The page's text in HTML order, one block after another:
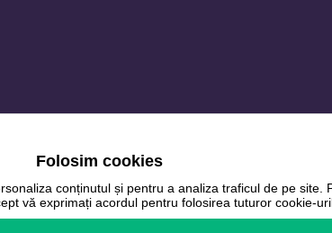
Folosim cookies
conținutul și pentru a analiza traficul de pe site.
vă exprimați acordul pentru folosirea tuturor cookie-